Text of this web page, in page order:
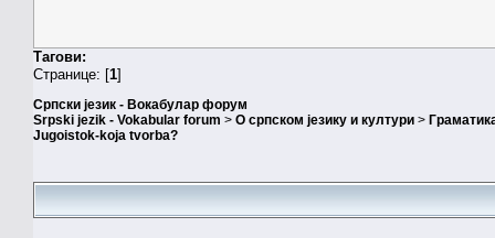
Тагови:
Странице: [1]
Српски језик - Вокабулар форум
Srpski jezik - Vokabular forum > О српском језику и култури >
Jugoistok-koja tvorba?